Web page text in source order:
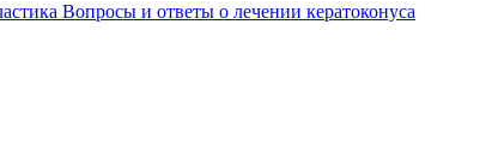
Вопросы и ответы о лечении кератоконуса